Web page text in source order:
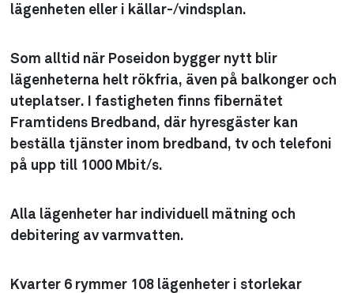
lägenheten eller i källar-/vindsplan.
Som alltid när Poseidon bygger nytt blir
lägenheterna helt rökfria, även på balkonger och
uteplatser. I fastigheten finns fibernätet
Framtidens Bredband, där hyresgäster kan
beställa tjänster inom bredband, tv och telefoni
på upp till 1000 Mbit/s.
Alla lägenheter har individuell mätning och
debitering av varmvatten.
Kvarter 6 rymmer 108 lägenheter i storlekar